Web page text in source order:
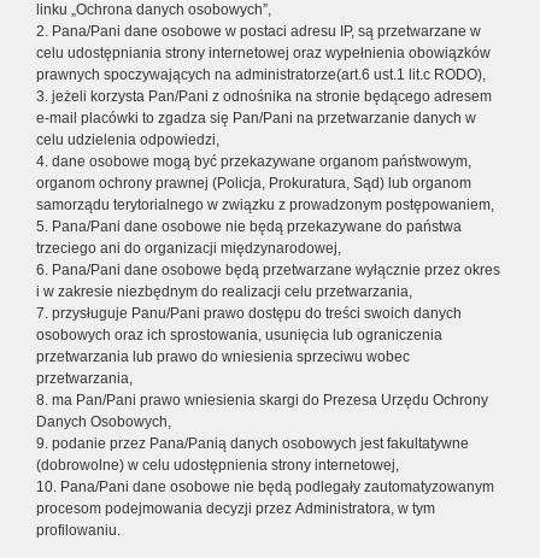
linku „Ochrona danych osobowych”,
2. Pana/Pani dane osobowe w postaci adresu IP, są przetwarzane w
celu udostępniania strony internetowej oraz wypełnienia obowiązków
prawnych spoczywających na administratorze(art.6 ust.1 lit.c RODO),
3. jeżeli korzysta Pan/Pani z odnośnika na stronie będącego adresem
e-mail placówki to zgadza się Pan/Pani na przetwarzanie danych w
celu udzielenia odpowiedzi,
4. dane osobowe mogą być przekazywane organom państwowym,
organom ochrony prawnej (Policja, Prokuratura, Sąd) lub organom
samorządu terytorialnego w związku z prowadzonym postępowaniem,
5. Pana/Pani dane osobowe nie będą przekazywane do państwa
trzeciego ani do organizacji międzynarodowej,
6. Pana/Pani dane osobowe będą przetwarzane wyłącznie przez okres
i w zakresie niezbędnym do realizacji celu przetwarzania,
7. przysługuje Panu/Pani prawo dostępu do treści swoich danych
osobowych oraz ich sprostowania, usunięcia lub ograniczenia
przetwarzania lub prawo do wniesienia sprzeciwu wobec
przetwarzania,
8. ma Pan/Pani prawo wniesienia skargi do Prezesa Urzędu Ochrony
Danych Osobowych,
9. podanie przez Pana/Panią danych osobowych jest fakultatywne
(dobrowolne) w celu udostępnienia strony internetowej,
10. Pana/Pani dane osobowe nie będą podlegały zautomatyzowanym
procesom podejmowania decyzji przez Administratora, w tym
profilowaniu.